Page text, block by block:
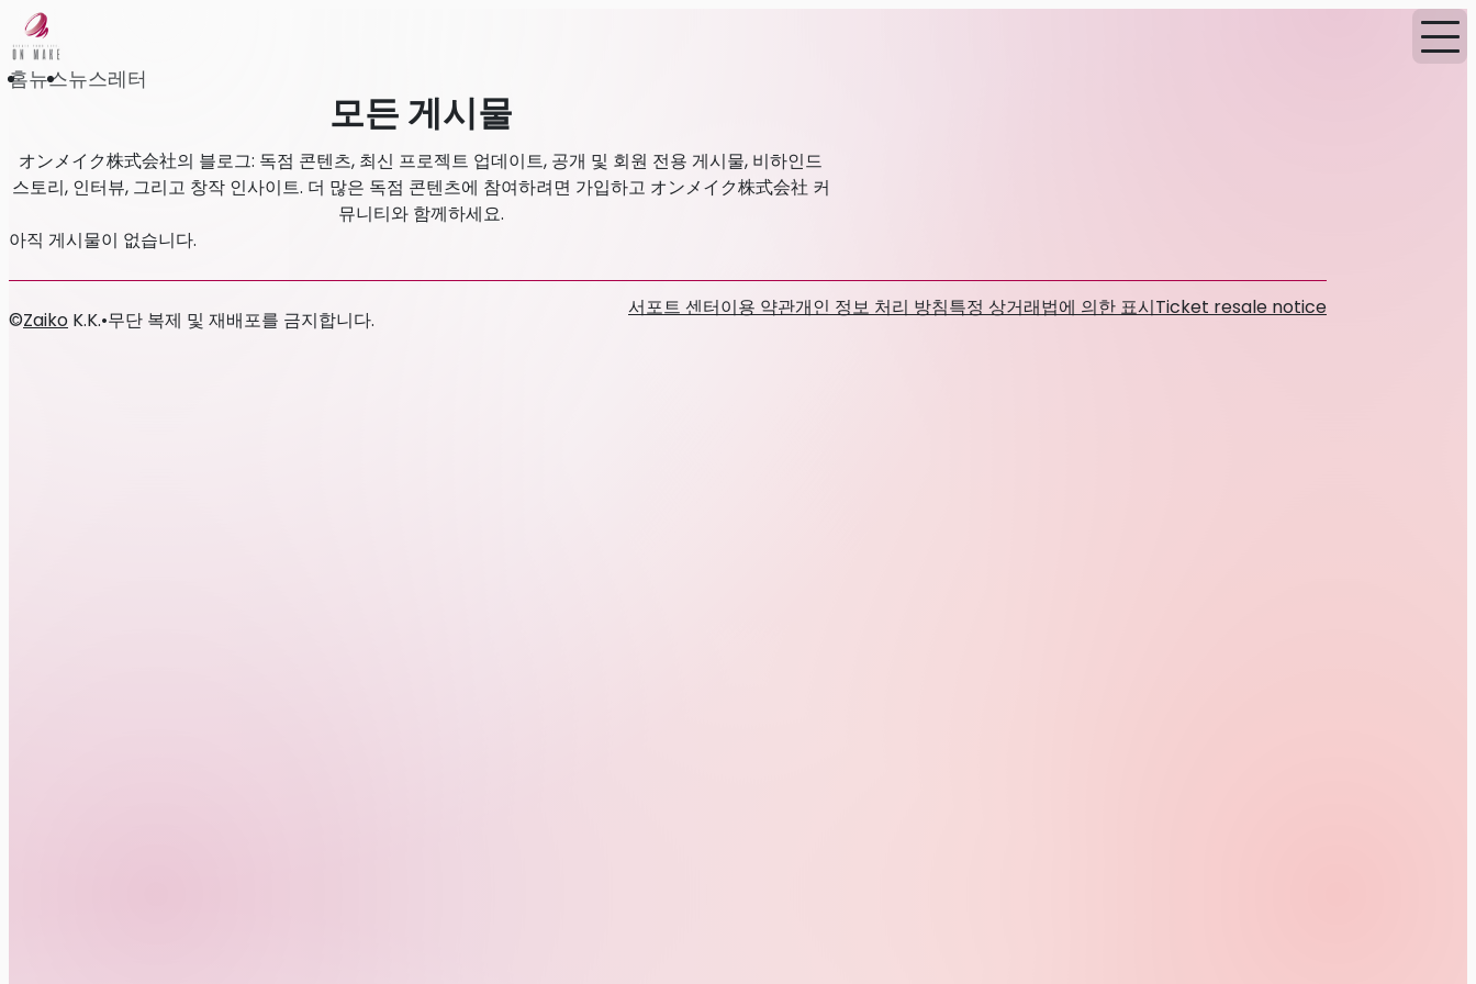
홈뉴스뉴스레터
모든 게시물
オンメイク株式会社의 블로그: 독점 콘텐츠, 최신 프로젝트 업데이트, 공개 및 회원 전용 게시물, 비하인드
스토리, 인터뷰, 그리고 창작 인사이트. 더 많은 독점 콘텐츠에 참여하려면 가입하고 オンメイク株式会社 커
뮤니티와 함께하세요.
아직 게시물이 없습니다.
서포트 센터이용 약관개인 정보 처리 방침특정 상거래법에 의한 표시Ticket resale notice
©Zaiko K.K.•무단 복제 및 재배포를 금지합니다.